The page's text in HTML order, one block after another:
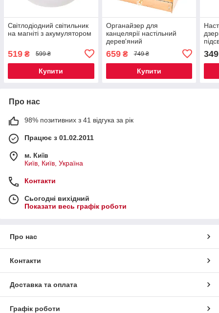
Світлодіодний світильник
на магніті з акумулятором
519 ₴ 599 ₴
Купити
Органайзер для
канцелярії настільний
дерев'яний
659₴ 749 ₴
Купити
349
Про нас
98% позитивних з 41 відгука за рік
Працює з 01.02.2011
м. Київ
Київ, Київ, Україна
Контакти
Сьогодні вихідний
Показати весь графік роботи
Про нас
Контакти
Доставка та оплата
Графік роботи